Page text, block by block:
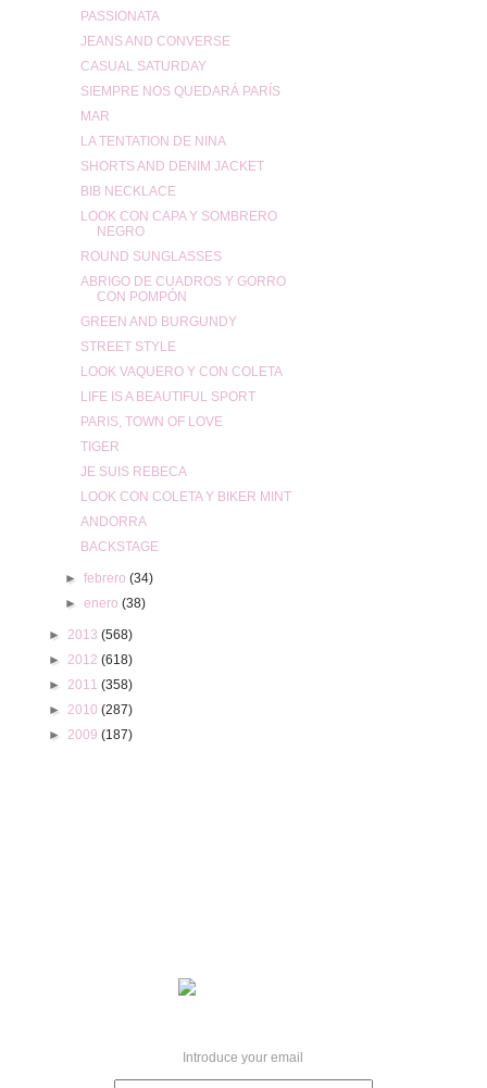
PASSIONATA
JEANS AND CONVERSE
CASUAL SATURDAY
SIEMPRE NOS QUEDARÁ PARÍS
MAR
LA TENTATION DE NINA
SHORTS AND DENIM JACKET
BIB NECKLACE
LOOK CON CAPA Y SOMBRERO
NEGRO
ROUND SUNGLASSES
ABRIGO DE CUADROS Y GORRO
CON POMPÓN
GREEN AND BURGUNDY
STREET STYLE
LOOK VAQUERO Y CON COLETA
LIFE IS A BEAUTIFUL SPORT
PARIS, TOWN OF LOVE
TIGER
JE SUIS REBECA
LOOK CON COLETA Y BIKER MINT
ANDORRA
BACKSTAGE
► febrero (34)
► enero (38)
► 2013(568)
► 2012(618)
► 2011(358)
► 2010(287)
► 2009(187)
Introduce your email